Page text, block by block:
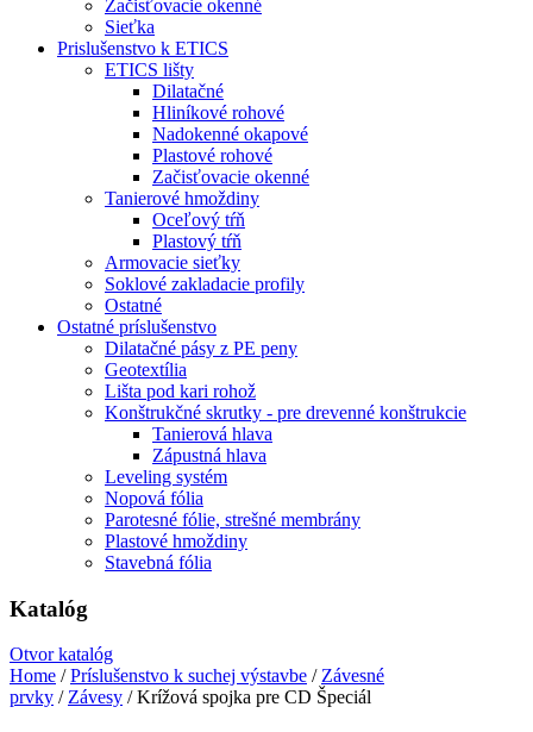
Začisťovacie okenné
Sieťka
Prislušenstvo k ETICS
ETICS lišty
Dilatačné
Hliníkové rohové
Nadokenné okapové
Plastové rohové
Začisťovacie okenné
Tanierové hmoždiny
Oceľový tŕň
Plastový tŕň
Armovacie sieťky
Soklové zakladacie profily
Ostatné
Ostatné príslušenstvo
Dilatačné pásy z PE peny
Geotextília
Lišta pod kari rohož
Konštrukčné skrutky - pre drevenné konštrukcie
Tanierová hlava
Zápustná hlava
Leveling systém
Nopová fólia
Parotesné fólie, strešné membrány
Plastové hmoždiny
Stavebná fólia
Katalóg
Otvor katalóg
Home /Príslušenstvo k suchej výstavbe /Závesné
prvky /Závesy / Krížová spojka pre CD Špeciál